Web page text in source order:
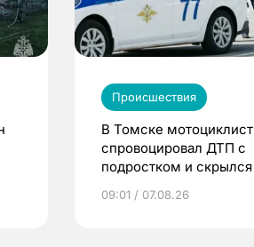
Происшествия
В Томске мотоциклист
спровоцировал ДТП с
подростком и скрылся
09:01 / 07.08.26